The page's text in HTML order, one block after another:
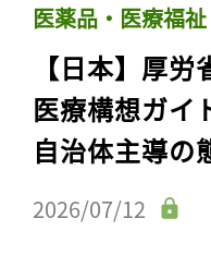
医薬品・医療福祉
【日本】厚
医療構想ガイ
自治体主導の
2026/07/12